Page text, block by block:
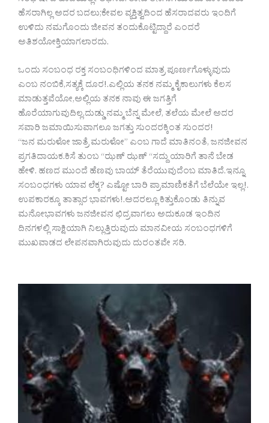
ಹೆಸರಾಗಿಲ್ಲ ಅದರ ಬದಲು;ಕೇವಲ ವ್ಯಕ್ತಿತ್ವದಿಂದ ಹೆಸರಾದವರು ಇಂದಿಗೆ
ಉಳಿದು ನಮಗೊಂದು ಜೀವನ ತಂದುಕೊಟ್ಟಿದ್ದಾರೆ ಎಂದರೆ
ಅತಿಶಯೋಕ್ತಿಯಾಗಲಾರದು.
ಒಂದು ಸಂಬಂಧ ರಕ್ತ ಸಂಬಂಧಿಗಳಿಂದ ಮಾತ್ರ ಪೂರ್ಣಗೊಳ್ಳುವುದು
ಎಂಬ ನಂಬಿಕೆ,ಸತ್ಯಕ್ಕೆ‌‌ ದೂರ!.ಎಲ್ಲಿಯ ತನಕ ನಮ್ಮ ಕೈಕಾಲುಗಳು ಕೆಲಸ
ಮಾಡುತ್ತವೆಯೋ,ಅಲ್ಲಿಯ ತನಕ ನಾವು ಈ ಜಗತ್ತಿಗೆ
ಹೊರೆಯಾಗುವುದಿಲ್ಲ.ದುಡ್ಡು ನಮ್ಮ ಬೆನ್ನ ಮೇಲೆ, ತಲೆಯ ಮೇಲೆ ಅದರ
ಸವಾರಿ ಜಮಾಯಿಸುವಾಗಲೂ ಜಗತ್ತು ಸುಂದರಕ್ಕಿಂತ ಸುಂದರ!
“ಜನ ಮರುಳೋ ಜಾತ್ರೆ ಮರುಳೋ” ಎಂಬ ಗಾದೆ ಮಾತಿನಂತೆ, ಜನಜೀವನ
ಪ್ರಗತಿದಾಯಕ.ಕಿಸೆ ತುಂಬ “ಝಣ್ ಝಣ್ “ಸದ್ದು ಯಾರಿಗೆ ತಾನೆ ಬೇಡ
ಹೇಳಿ. ಹಣದ ಮುಂದೆ ಹೆಣವು ಬಾಯ್ ತೆರೆಯುವುದೆಂಬ ಮಾತಿದೆ.ಇನ್ನೂ
ಸಂಬಂಧಗಳು ಯಾವ ಲೆಕ್ಕ? ಎಷ್ಟೋ ಬಾರಿ ಪ್ರಾಮಾಣಿಕತೆಗೆ ಬೆಲೆಯೇ ಇಲ್ಲ!.
ಉಪಕಾರಕ್ಕೂ ತಾತ್ಸಾರ ಭಾವಗಳು!.ಅದರಲ್ಲೂ ಕಿತ್ತುಕೊಂಡು ತಿನ್ನುವ
ಮನೋಭಾವಗಳು ಜನಜೀವನ ಛಿದ್ರವಾಗಲು ಅದುಕೂಡ ಇಂದಿನ
ದಿನಗಳಲ್ಲಿ ಸಾಕ್ಷಿಯಾಗಿ ನಿಲ್ಲುತ್ತಿರುವುದು ಮಾನವೀಯ ಸಂಬಂಧಗಳಿಗೆ
ಮುಖವಾಡದ ಲೇಪನವಾಗಿರುವುದು ದುರಂತವೇ ಸರಿ.